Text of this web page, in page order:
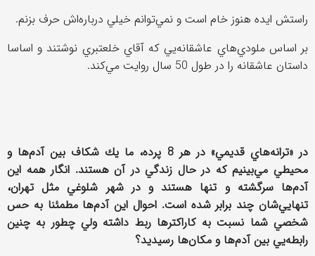
راستش ايده هنوز خام است و نمي‌توانم خيلي درباره‌اش حرف بزنم.
بر اساس ملودي‌هاي عاشقانه‌يي كه آقاي خلعتبري نوشتند و اساسا
داستان عاشقانه را در طول 50 سال روايت مي‌كند.
در «ترانه‌هاي قديمي» در هر 8 پرده، ما يك شكاف بين آدم‌ها و
محيطي مي‌بينيم كه در حال زندگي در آن هستند. انگار همه اين
آدم‌ها سرگشته و تنها هستند و در شهر شلوغي مثل تهران،
تنهايي‌شان چند برابر شده است. احوال اين ‌آدم‌ها مطمئنا به حس
شخصي شما نسبت به كاراكترها ربط داشته ولي چطور به چنين
رابطه‌يي بين آدم‌ها و مكان‌ها رسيديد؟